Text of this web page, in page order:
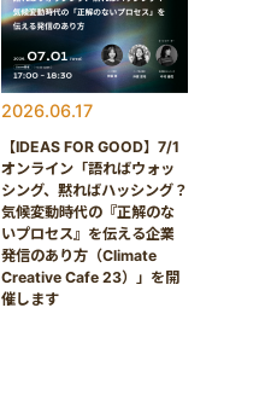
2026.06.17
【IDEAS FOR GOOD】7/1
オンライン「語ればウォッ
シング、黙ればハッシング？
気候変動時代の『正解のな
いプロセス』を伝える企業
発信のあり方（Climate
Creative Cafe 23）」を開
催します